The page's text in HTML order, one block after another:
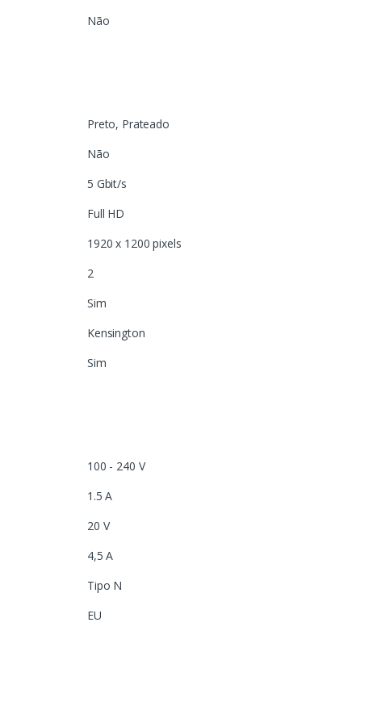
Não
Preto, Prateado
Não
5 Gbit/s
Full HD
1920 x 1200 pixels
2
Sim
Kensington
Sim
100 - 240 V
1.5 A
20 V
4,5 A
Tipo N
EU